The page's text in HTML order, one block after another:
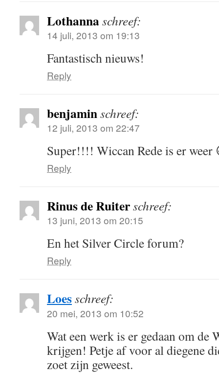
Lothannaschreef:
14 juli, 2013 om 19:13
Fantastisch nieuws!
Reply
benjaminschreef:
12 juli, 2013 om 22:47
Super!!!! Wiccan Rede is er weer
Reply
Rinus de Ruiterschreef:
13 juni, 2013 om 20:15
En het Silver Circle forum?
Reply
Loesschreef:
20 mei, 2013 om 10:52
Wat een werk is er gedaan om de
krijgen! Petje af voor al diegene
zoet zijn geweest.